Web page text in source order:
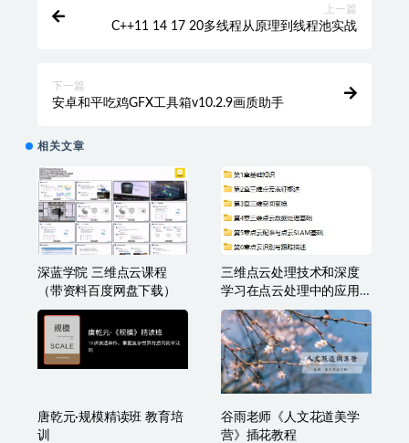
上一篇
C++11 14 17 20多线程从原理到线程池实战
下一篇
安卓和平吃鸡GFX工具箱v10.2.9画质助手
相关文章
深蓝学院 三维点云课程
（带资料百度网盘下载）
三维点云处理技术和深度
学习在点云处理中的应用
带全套课程资料
唐乾元·规模精读班 教育培
训
谷雨老师《人文花道美学
营》插花教程